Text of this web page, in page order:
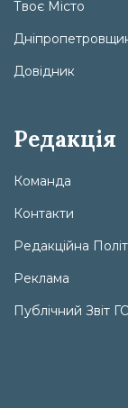
Твоє Місто
Довідник
Редакція
Команда
Контакти
Редакційна
Реклама
Публічний Звіт